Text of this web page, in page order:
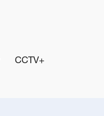
CCTV+